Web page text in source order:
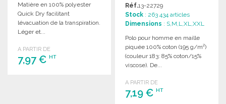
Matière en 100% polyester
Quick Dry facilitant
lévacuation de la transpiration.
Léger et...
A PARTIR DE
7,97 € HT
Réf.13-22729
Stock : 263 434 articles
Dimensions : S,M,L,XL,XXL
Polo pour homme en maille
piquée 100% coton (195 g/m²)
(couleur 183: 85% coton/15%
viscose). De...
A PARTIR DE
7,19 €HT